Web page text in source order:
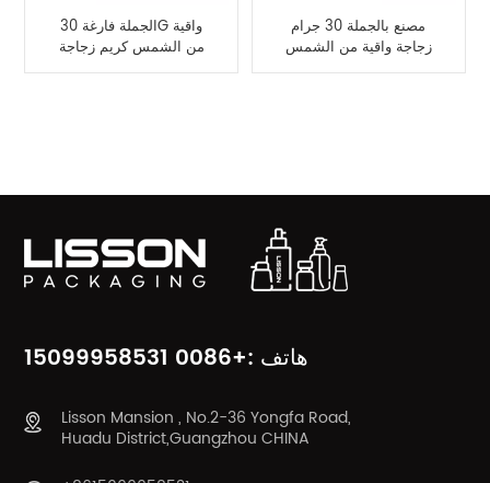
الجملة فارغة 30G واقية
من الشمس كريم زجاجة
التعبئة والتغليف
مصنع بالجملة 30 جرام
زجاجة واقية من الشمس
فارغة التعبئة والتغليف
هاتف :+0086 15099958531
Lisson Mansion , No.2-36 Yongfa Road,
Huadu District,Guangzhou CHINA